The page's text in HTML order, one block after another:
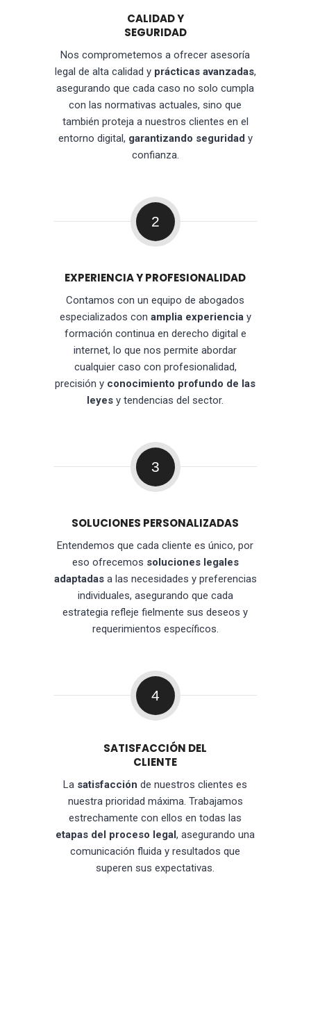
CALIDAD Y
SEGURIDAD
Nos comprometemos a ofrecer asesoría
legal de alta calidad y prácticas avanzadas,
asegurando que cada caso no solo cumpla
con las normativas actuales, sino que
también proteja a nuestros clientes en el
entorno digital, garantizando seguridad y
confianza.
2
EXPERIENCIA Y PROFESIONALIDAD
Contamos con un equipo de abogados
especializados con amplia experienciay
formación continua en derecho digital e
internet, lo que nos permite abordar
cualquier caso con profesionalidad,
precisión y conocimiento profundo de las
leyes y tendencias del sector.
3
SOLUCIONES PERSONALIZADAS
Entendemos que cada cliente es único, por
eso ofrecemos soluciones legales
adaptadasa las necesidades y preferencias
individuales, asegurando que cada
estrategia refleje fielmente sus deseos y
requerimientos específicos.
4
SATISFACCIÓN DEL
CLIENTE
La satisfacción de nuestros clientes es
nuestra prioridad máxima. Trabajamos
estrechamente con ellos en todas las
etapas del proceso legal, asegurando una
comunicación fluida y resultados que
superen sus expectativas.